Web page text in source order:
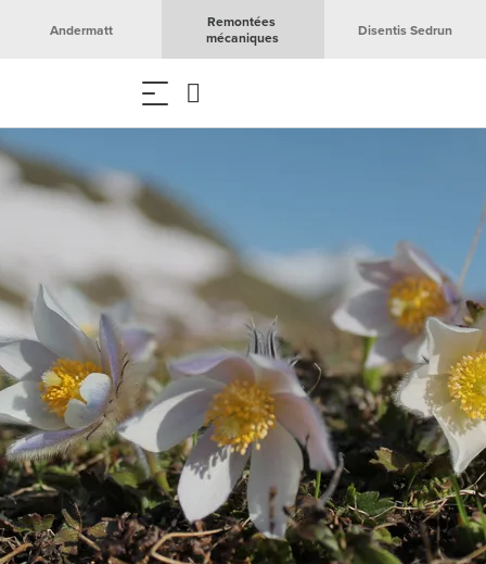
Andermatt
Remontées
mécaniques
Disentis Sedrun